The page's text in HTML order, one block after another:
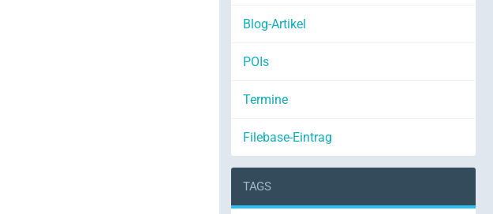
Blog-Artikel
POIs
Termine
Filebase-Eintrag
TAGS